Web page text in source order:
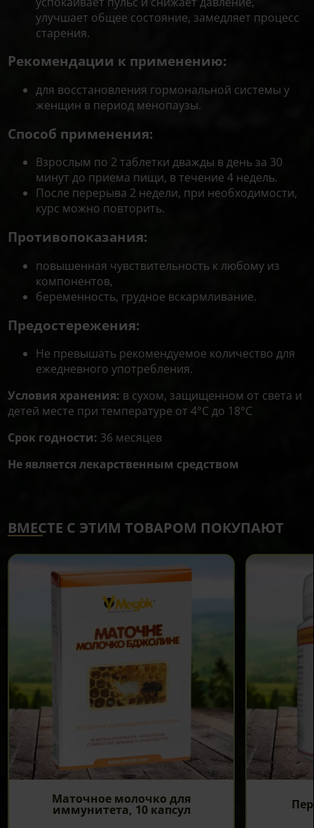
улучшает общее состояние, замедляет процесс
старения.
Рекомендации к применению:
для восстановления гормональной системы у
женщин в период менопаузы.
Способ применения:
Взрослым по 2 таблетки дважды в день за 30
минут до приема пищи, в течение 4 недель.
После перерыва 2 недели, при необходимости,
курс можно повторить.
Противопоказания:
повышенная чувствительность к любому из
компонентов,
беременность, грудное вскармливание.
Предостережения:
Не превышать рекомендуемое количество для
ежедневного употребления.
Условия хранения: в сухом, защищенном от света и
детей месте при температуре от 4°С до 18°С
Срок годности: 36 месяцев
Не является лекарственным средством
ВМЕСТЕ С ЭТИМ ТОВАРОМ ПОКУПАЮТ
Маточное молочко для
иммунитета, 10 капсул